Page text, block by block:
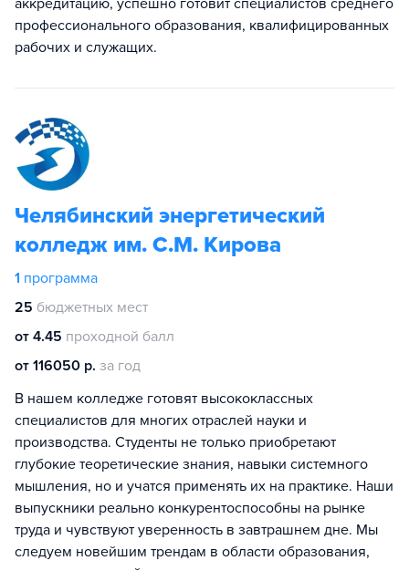
аккредитацию, успешно готовит специалистов среднего
профессионального образования, квалифицированных
рабочих и служащих.
Челябинский энергетический
колледж им. С.М. Кирова
1 программа
25 бюджетных мест
от 4.45 проходной балл
от 116050 р. за год
В нашем колледже готовят высококлассных
специалистов для многих отраслей науки и
производства. Студенты не только приобретают
глубокие теоретические знания, навыки системного
мышления, но и учатся применять их на практике. Наши
выпускники реально конкурентоспособны на рынке
труда и чувствуют уверенность в завтрашнем дне. Мы
следуем новейшим трендам в области образования,